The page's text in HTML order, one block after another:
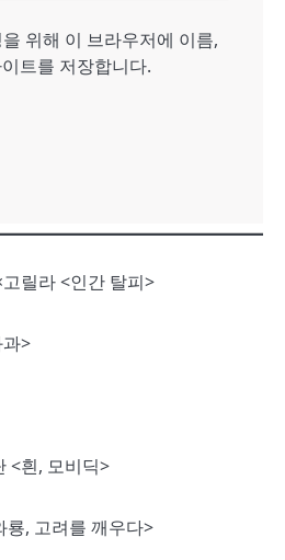
위해 이 브라우저에 이름,
트를 저장합니다.
릴라 <인간 탈피>
>
<흰, 모비딕>
룡, 고려를 깨우다>